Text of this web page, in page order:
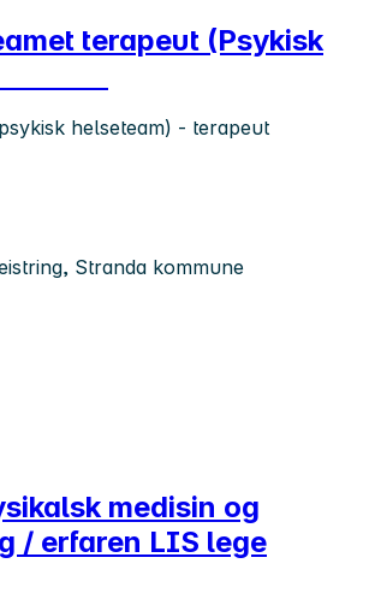
terapeut (Psykisk
helseteam) - terapeut
Stranda kommune
medisin og
/ erfaren LIS lege